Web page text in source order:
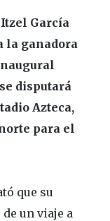
García
la ganadora
disputará
Azteca,
para el
que su
un viaje a